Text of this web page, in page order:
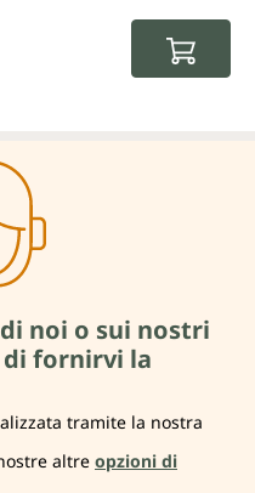
noi o sui nostri
fornirvi la
tramite la nostra
altre opzioni di